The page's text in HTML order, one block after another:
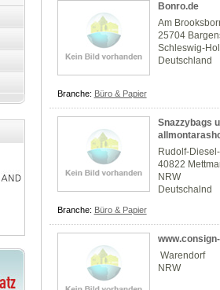
Bonro.de
Am
25704
Schleswig-
Deutschland
Branche: Büro & Papier
Snazzybags
Rudolf-
40822
NRW
Deutschalnd
Branche: Büro & Papier
Warendorf
NRW